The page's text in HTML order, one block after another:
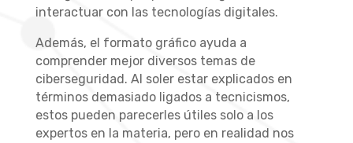
interactuar con las tecnologías digitales.
Además, el formato gráfico ayuda a
comprender mejor diversos temas de
ciberseguridad. Al soler estar explicados en
términos demasiado ligados a tecnicismos,
estos pueden parecerles útiles solo a los
expertos en la materia, pero en realidad nos